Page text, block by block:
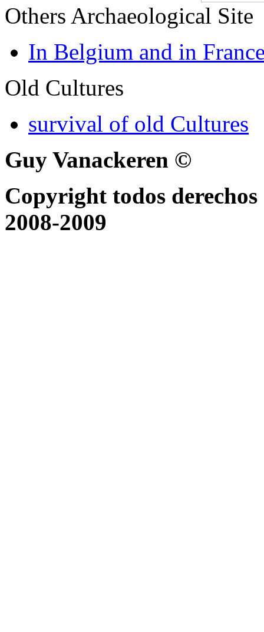
Others Archaeological Site
In Belgium and in
Old Cultures
survival of old Cultures
Guy Vanackeren ©
Copyright todos
2008-2009